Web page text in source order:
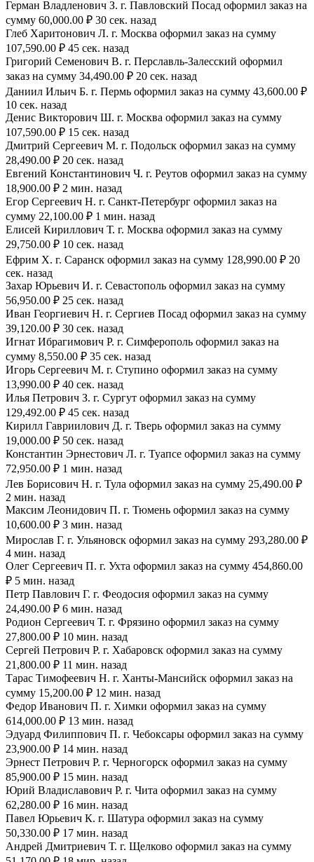
Герман Владленович З. г. Павловский Посад оформил заказ на
сумму 60,000.00 ₽ 30 сек. назад
Глеб Харитонович Л. г. Москва оформил заказ на сумму
107,590.00 ₽ 45 сек. назад
Григорий Семенович В. г. Перславль-Залесский оформил
заказ на сумму 34,490.00 ₽ 20 сек. назад
Даниил Ильич Б. г. Пермь оформил заказ на сумму 43,600.00 ₽
10 сек. назад
Денис Викторович Ш. г. Москва оформил заказ на сумму
107,590.00 ₽ 15 сек. назад
Дмитрий Сергеевич М. г. Подольск оформил заказ на сумму
28,490.00 ₽ 20 сек. назад
Евгений Константинович Ч. г. Реутов оформил заказ на сумму
18,900.00 ₽ 2 мин. назад
Егор Сергеевич Н. г. Санкт-Петербург оформил заказ на
сумму 22,100.00 ₽ 1 мин. назад
Елисей Кириллович Т. г. Москва оформил заказ на сумму
29,750.00 ₽ 10 сек. назад
Ефрим Х. г. Саранск оформил заказ на сумму 128,990.00 ₽ 20
сек. назад
Захар Юрьевич И. г. Севастополь оформил заказ на сумму
56,950.00 ₽ 25 сек. назад
Иван Георгиевич Н. г. Сергиев Посад оформил заказ на сумму
39,120.00 ₽ 30 сек. назад
Игнат Ибрагимович Р. г. Симферополь оформил заказ на
сумму 8,550.00 ₽ 35 сек. назад
Игорь Сергеевич М. г. Ступино оформил заказ на сумму
13,990.00 ₽ 40 сек. назад
Илья Петрович З. г. Сургут оформил заказ на сумму
129,492.00 ₽ 45 сек. назад
Кирилл Гавриилович Д. г. Тверь оформил заказ на сумму
19,000.00 ₽ 50 сек. назад
Константин Эрнестович Л. г. Туапсе оформил заказ на сумму
72,950.00 ₽ 1 мин. назад
Лев Борисович Н. г. Тула оформил заказ на сумму 25,490.00 ₽
2 мин. назад
Максим Леонидович П. г. Тюмень оформил заказ на сумму
10,600.00 ₽ 3 мин. назад
Мирослав Г. г. Ульяновск оформил заказ на сумму 293,280.00 ₽
4 мин. назад
Олег Сергеевич П. г. Ухта оформил заказ на сумму 454,860.00
₽ 5 мин. назад
Петр Павлович Г. г. Феодосия оформил заказ на сумму
24,490.00 ₽ 6 мин. назад
Родион Сергеевич Т. г. Фрязино оформил заказ на сумму
27,800.00 ₽ 10 мин. назад
Сергей Петрович Р. г. Хабаровск оформил заказ на сумму
21,800.00 ₽ 11 мин. назад
Тарас Тимофеевич Н. г. Ханты-Мансийск оформил заказ на
сумму 15,200.00 ₽ 12 мин. назад
Федор Иванович П. г. Химки оформил заказ на сумму
614,000.00 ₽ 13 мин. назад
Эдуард Филиппович П. г. Чебоксары оформил заказ на сумму
23,900.00 ₽ 14 мин. назад
Эрнест Петрович Р. г. Черногорск оформил заказ на сумму
85,900.00 ₽ 15 мин. назад
Юрий Владиславович Р. г. Чита оформил заказ на сумму
62,280.00 ₽ 16 мин. назад
Павел Юрьевич К. г. Шатура оформил заказ на сумму
50,330.00 ₽ 17 мин. назад
Андрей Дмитриевич Т. г. Щелково оформил заказ на сумму